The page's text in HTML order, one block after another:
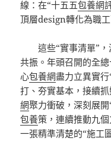
線：在“十五五包養網
頂層design轉化為職
這些“實事清單”
共振。年頭召開的全
心包養網盡力立異實
打、夯實基本，接續
網聚力衝破，深刻展
包養策，連續推動九
一張精準清楚的“施工